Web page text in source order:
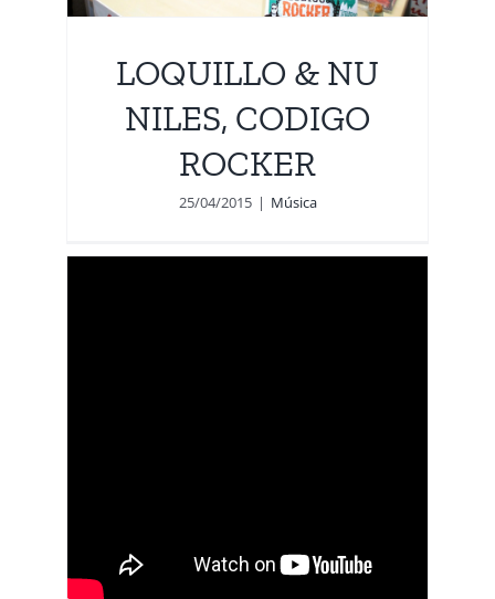
LOQUILLO & NU
NILES, CODIGO
ROCKER
25/04/2015 | Música